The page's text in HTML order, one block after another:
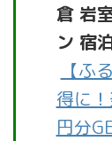
倉 岩
ン 宿
【ふ
得に
円分